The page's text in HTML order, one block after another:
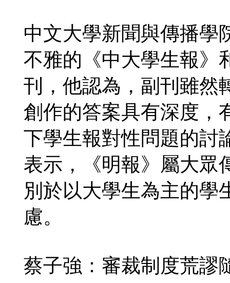
中文大學新聞與傳播學
不雅的《中大學生報》
刊，他認為，副刊雖然
創作的答案具有深度，
下學生報對性問題的討
表示，《明報》屬大眾
別於以大學生為主的學
慮。
蔡子強：審裁制度荒謬